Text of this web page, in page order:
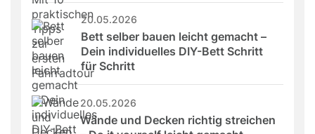
20.05.2026
Bett selber bauen leicht gemacht –
Dein individuelles DIY-Bett Schritt
für Schritt
20.05.2026
Wände und Decken richtig streichen